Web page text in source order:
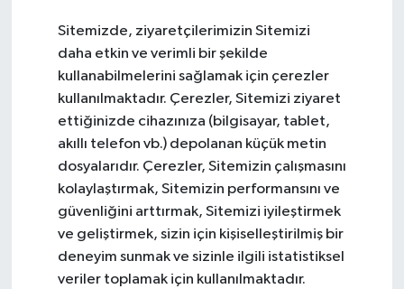
Sitemizde, ziyaretçilerimizin Sitemizi
daha etkin ve verimli bir şekilde
kullanabilmelerini sağlamak için çerezler
kullanılmaktadır. Çerezler, Sitemizi ziyaret
ettiğinizde cihazınıza (bilgisayar, tablet,
akıllı telefon vb.) depolanan küçük metin
dosyalarıdır. Çerezler, Sitemizin çalışmasını
kolaylaştırmak, Sitemizin performansını ve
güvenliğini arttırmak, Sitemizi iyileştirmek
ve geliştirmek, sizin için kişiselleştirilmiş bir
deneyim sunmak ve sizinle ilgili istatistiksel
veriler toplamak için kullanılmaktadır.